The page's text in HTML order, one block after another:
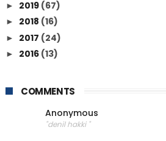
► 2019 (67)
► 2018 (16)
► 2017 (24)
► 2016 (13)
COMMENTS
Anonymous
"denil hakki "